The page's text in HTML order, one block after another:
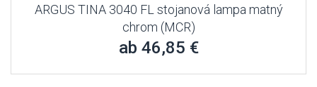
ARGUS TINA 3040 FL stojanová lampa matný
chrom (MCR)
ab 46,85 €